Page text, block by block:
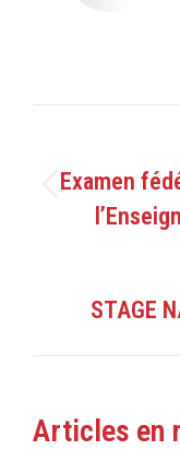
article
Examen
STAGE
Articles en